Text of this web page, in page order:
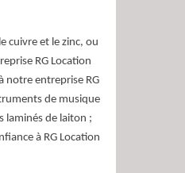
cuivre et le zinc, ou
RG Location
notre entreprise RG
de musique
laminés de laiton ;
à RG Location